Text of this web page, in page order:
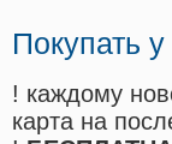
Покупать
! каждому
карта на